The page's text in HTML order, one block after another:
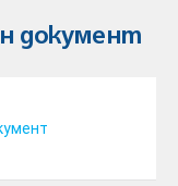
документ